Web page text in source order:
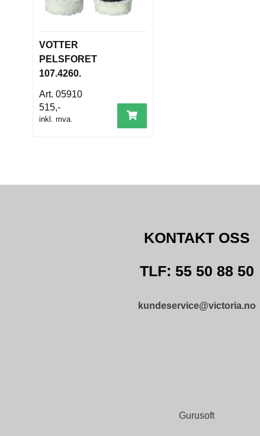
VOTTER
PELSFORET
107.4260.
05910
515,-
inkl. mva.
KONTAKT OSS
TLF: 55 50 88 50
kundeservice@victoria.no
Gurusoft